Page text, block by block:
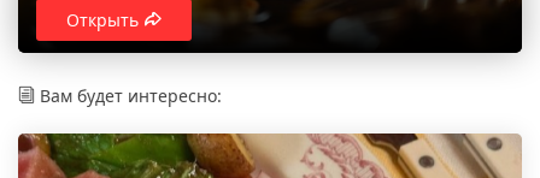
Открыть
Вам будет интересно: